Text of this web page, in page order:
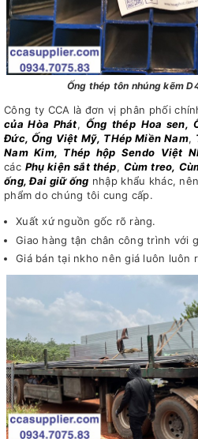
Ống thép tôn nhúng kẽm
Công ty CCA là đơn vị phân phối
của Hòa Phát, Ống thép Hoa sen,
Đức, Ống Việt Mỹ, THép Miền Nam,
Nam Kim, Thép hộp Sendo Việt
các Phụ kiện sắt thép, Cùm treo,
ống, Đai giữ ống nhập khẩu khác,
phẩm do chúng tôi cung cấp.
Xuất xứ nguồn gốc rõ ràng.
Giao hàng tận chân công trình với
Giá bán tại nkho nên giá luôn luôn